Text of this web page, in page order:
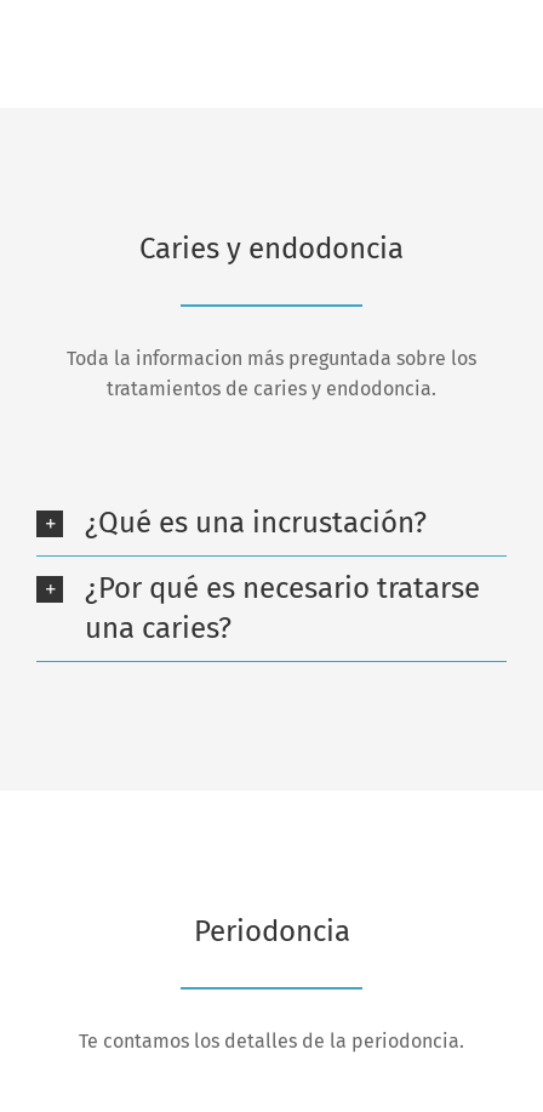
Caries y endodoncia
Toda la informacion más preguntada sobre los
tratamientos de caries y endodoncia.
¿Qué es una incrustación?
¿Por qué es necesario tratarse
una caries?
Periodoncia
Te contamos los detalles de la periodoncia.